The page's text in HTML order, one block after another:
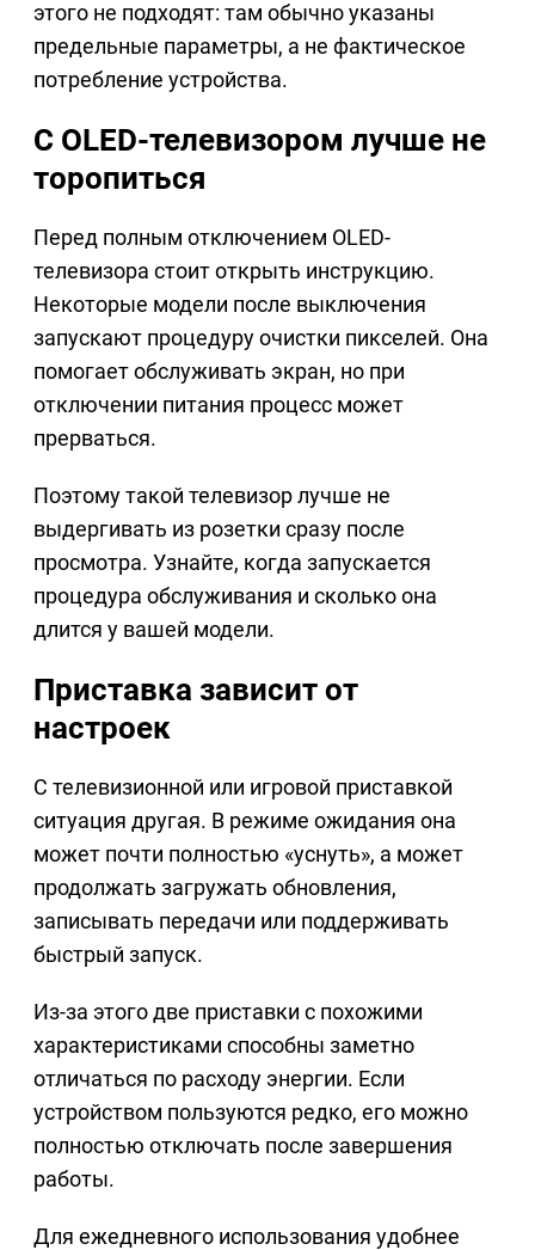
этого не подходят: там обычно указаны
предельные параметры, а не фактическое
потребление устройства.
С OLED-телевизором лучше не
торопиться
Перед полным отключением OLED-
телевизора стоит открыть инструкцию.
Некоторые модели после выключения
запускают процедуру очистки пикселей. Она
помогает обслуживать экран, но при
отключении питания процесс может
прерваться.
Поэтому такой телевизор лучше не
выдергивать из розетки сразу после
просмотра. Узнайте, когда запускается
процедура обслуживания и сколько она
длится у вашей модели.
Приставка зависит от
настроек
С телевизионной или игровой приставкой
ситуация другая. В режиме ожидания она
может почти полностью «уснуть», а может
продолжать загружать обновления,
записывать передачи или поддерживать
быстрый запуск.
Из-за этого две приставки с похожими
характеристиками способны заметно
отличаться по расходу энергии. Если
устройством пользуются редко, его можно
полностью отключать после завершения
работы.
Для ежедневного использования удобнее